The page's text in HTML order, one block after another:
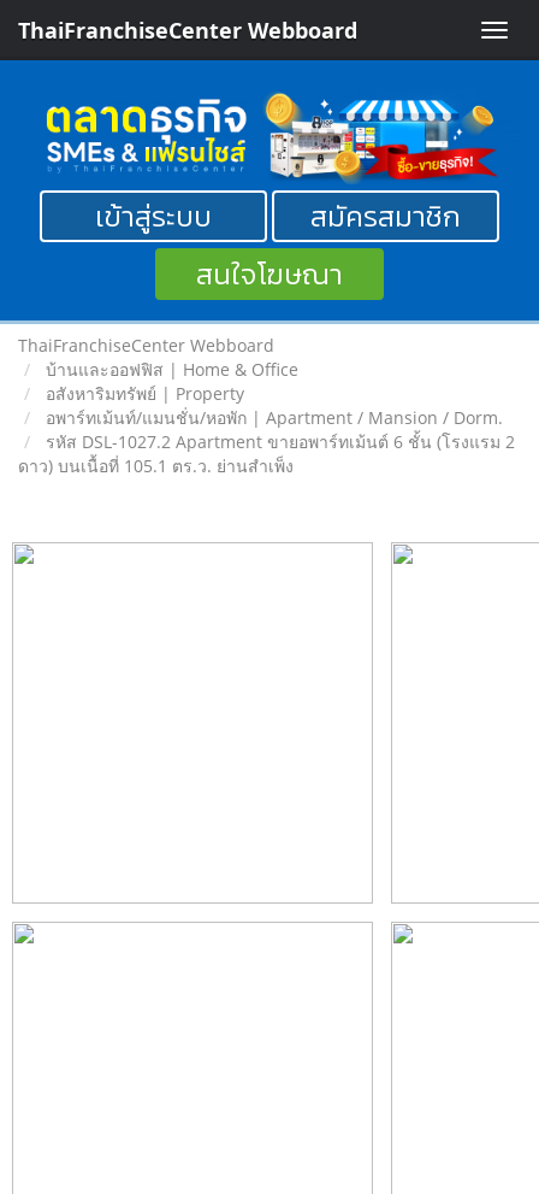
Toggle
ThaiFranchiseCenter Webboard
เข้าสู่ระบบ
สมัครสมาชิก
สนใจโฆษณา
ThaiFranchiseCenter Webboard
บ้านและออฟฟิส | Home & Office
อสังหาริมทรัพย์ | Property
อพาร์ทเม้นท์/แมนชั่น/หอพัก | Apartment / Mansion / Dorm.
รหัส DSL-1027.2 Apartment ขายอพาร์ทเม้นต์ 6 ชั้น (โรงแรม 2
ดาว) บนเนื้อที่ 105.1 ตร.ว. ย่านสำเพ็ง